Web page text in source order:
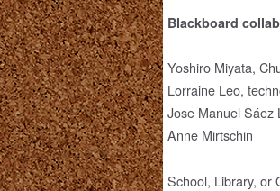
Blackboard
Yoshiro Miyata,
Lorraine Leo,
Jose Manuel Sáez
Anne Mirtschin
School, Library, or